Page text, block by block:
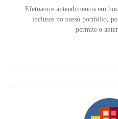
Efetuamos antendimentos em
inclusos no nosso portfólio,
permite o